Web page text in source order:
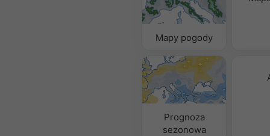
Mapy pogody
Prognoza
sezonowa